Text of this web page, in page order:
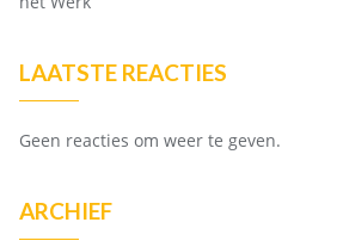
LAATSTE REACTIES
Geen reacties om weer te geven.
ARCHIEF